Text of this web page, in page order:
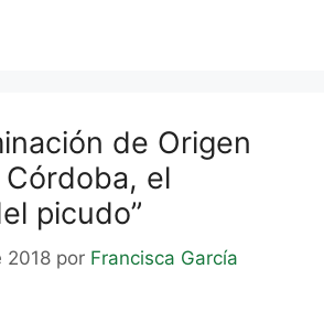
de Origen
el
picudo”
2018 por Francisca García